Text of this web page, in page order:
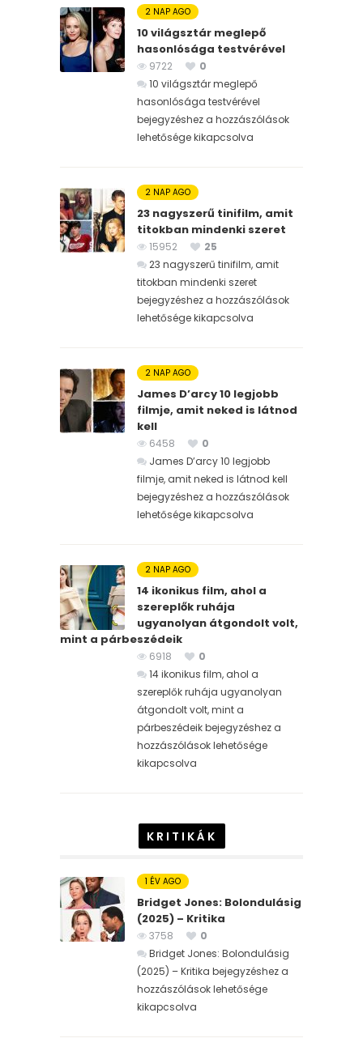
2 NAP AGO
10 világsztár meglepő
hasonlósága testvérével
9722
0
10 világsztár meglepő
hasonlósága testvérével
bejegyzéshez a hozzászólások
lehetősége kikapcsolva
2 NAP AGO
23 nagyszerű tinifilm, amit
titokban mindenki szeret
15952
25
23 nagyszerű tinifilm, amit
titokban mindenki szeret
bejegyzéshez a hozzászólások
lehetősége kikapcsolva
2 NAP AGO
James D’arcy 10 legjobb
filmje, amit neked is látnod
kell
6458
0
James D’arcy 10 legjobb
filmje, amit neked is látnod kell
bejegyzéshez a hozzászólások
lehetősége kikapcsolva
2 NAP AGO
14 ikonikus film, ahol a
szereplők ruhája
ugyanolyan átgondolt volt,
mint a párbeszédeik
6918
0
14 ikonikus film, ahol a
szereplők ruhája ugyanolyan
átgondolt volt, mint a
párbeszédeik bejegyzéshez a
hozzászólások lehetősége
kikapcsolva
KRITIKÁK
1 ÉV AGO
Bridget Jones: Bolondulásig
(2025) – Kritika
3758
0
Bridget Jones: Bolondulásig
(2025) – Kritika bejegyzéshez a
hozzászólások lehetősége
kikapcsolva